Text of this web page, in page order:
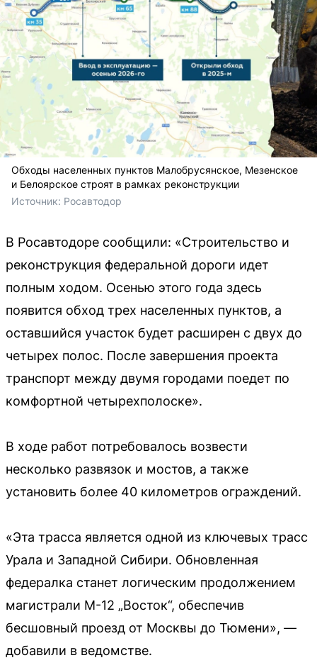
Обходы населенных пунктов Малобрусянское, Мезенское
и Белоярское строят в рамках реконструкции
Источник: Росавтодор
В Росавтодоре сообщили: «Строительство и
реконструкция федеральной дороги идет
полным ходом. Осенью этого года здесь
появится обход трех населенных пунктов, а
оставшийся участок будет расширен с двух до
четырех полос. После завершения проекта
транспорт между двумя городами поедет по
комфортной четырехполоске».
В ходе работ потребовалось возвести
несколько развязок и мостов, а также
установить более 40 километров ограждений.
«Эта трасса является одной из ключевых трасс
Урала и Западной Сибири. Обновленная
федералка станет логическим продолжением
магистрали М-12 „Восток“, обеспечив
бесшовный проезд от Москвы до Тюмени», —
добавили в ведомстве.